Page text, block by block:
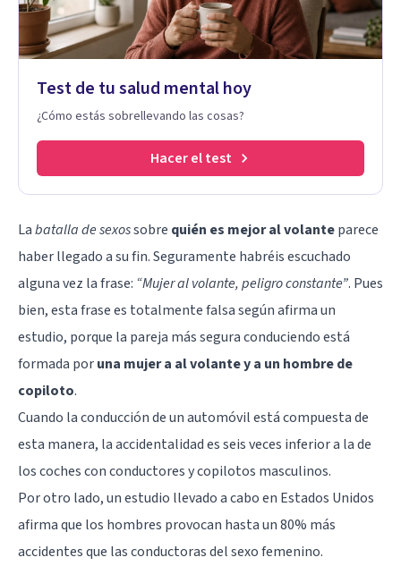
Test de tu salud mental hoy
¿Cómo estás sobrellevando las cosas?
Hacer el test
Labatalla de sexossobre quién es mejor al volanteparece
haber llegado a su fin. Seguramente habréis escuchado
alguna vez la frase: “Mujer al volante, peligro constante”. Pues
bien, esta frase es totalmente falsa según afirma un
estudio, porque la pareja más segura conduciendo está
formada poruna mujer a al volante y a un hombre de
copiloto.
Cuando la conducción de un automóvil está compuesta de
esta manera, la accidentalidad es seis veces inferior a la de
los coches con conductores y copilotos masculinos.
Por otro lado, un estudio llevado a cabo en Estados Unidos
afirma que los hombres provocan hasta un 80% más
accidentes que las conductoras del sexo femenino.